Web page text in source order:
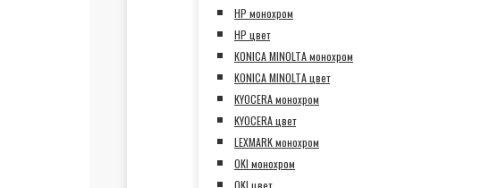
HP монохром
HP цвет
KONICA MINOLTA монохром
KONICA MINOLTA цвет
KYOCERA монохром
KYOCERA цвет
LEXMARK монохром
OKI монохром
OKI цвет